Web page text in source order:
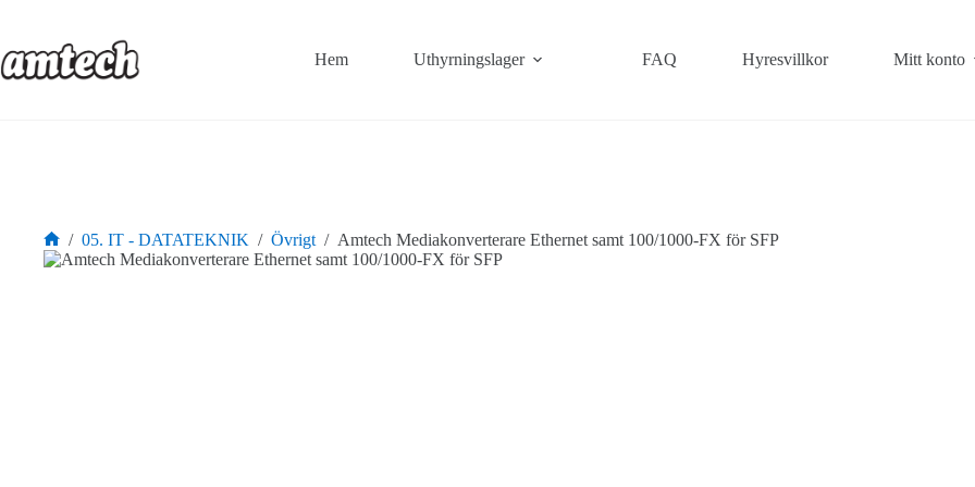
innehåll
Hem Uthyrningslager FAQ Hyresvillkor Mitt konto
Hem
/ 05. IT - DATATEKNIK / Övrigt / Amtech Mediakonverterare Ethernet samt 100/1000-FX för SFP